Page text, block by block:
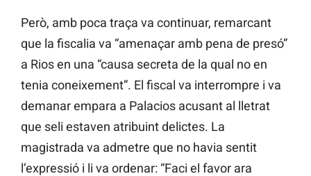
Però, amb poca traça va continuar, remarcant
que la fiscalia va “amenaçar amb pena de presó”
a Rios en una “causa secreta de la qual no en
tenia coneixement”. El fiscal va interrompre i va
demanar empara a Palacios acusant al lletrat
que seli estaven atribuint delictes. La
magistrada va admetre que no havia sentit
l’expressió i li va ordenar: “Faci el favor ara